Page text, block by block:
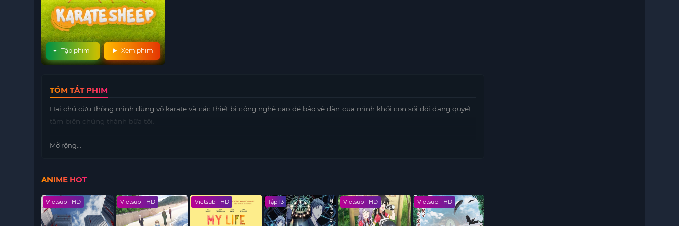
Xem phim
Tập phim
TÓM TẮT PHIM
Hai chú cừu thông minh dùng võ karate và các thiết bị công nghệ cao để bảo vệ đàn của mình khỏi con sói đói đang quyết
tâm biến chúng thành bữa tối.
Mở rộng...
ANIME HOT
Vietsub - HD Vietsub - HD Vietsub - HD Tập 13 Vietsub - HD Vietsub - HD